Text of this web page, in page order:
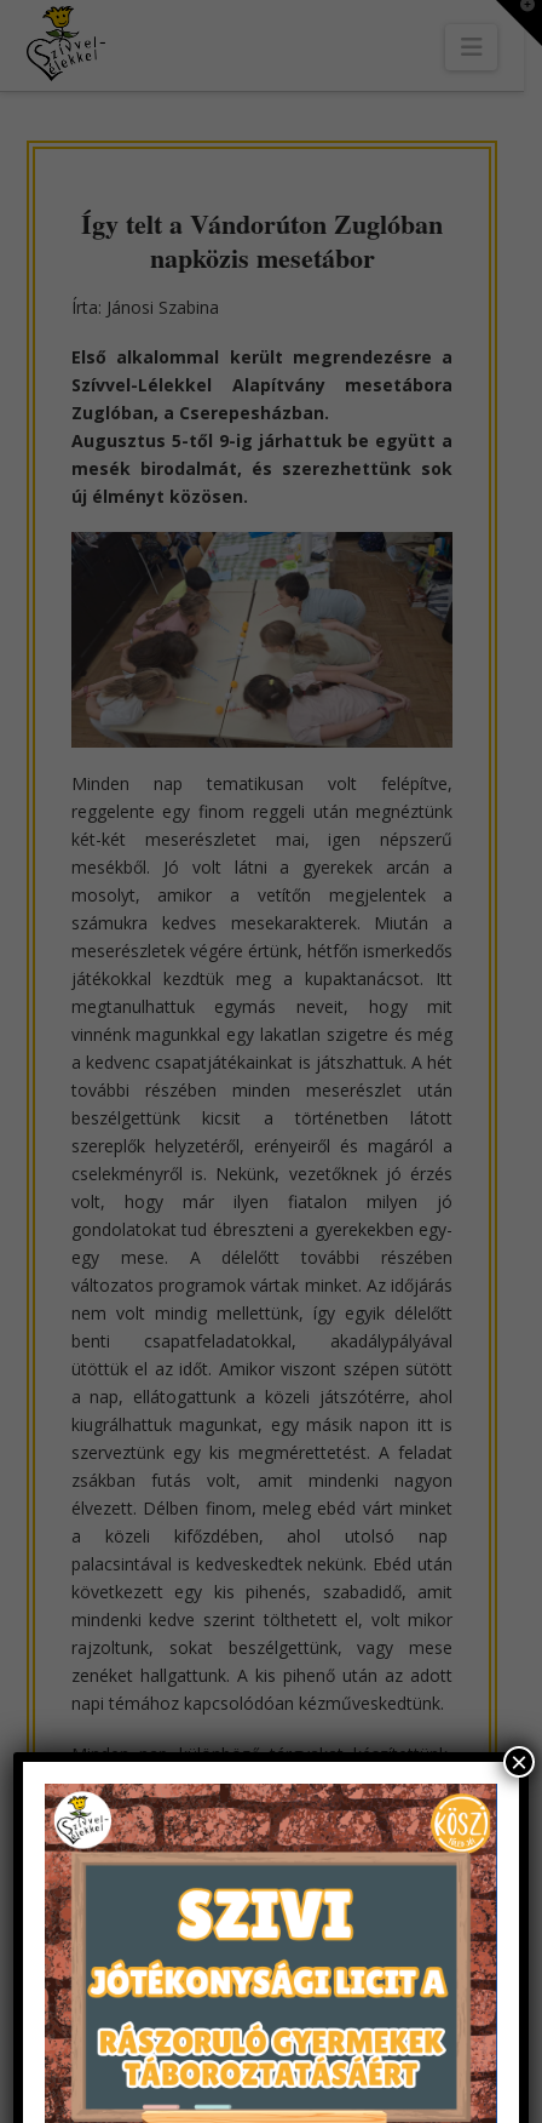
Így telt a Vándorúton Zuglóban
napközis mesetábor
Írta: Jánosi Szabina
Első alkalommal került megrendezésre a
Szívvel-Lélekkel Alapítvány mesetábora
Zuglóban, a Cserepesházban.
Augusztus 5-től 9-ig járhattuk be együtt a
mesék birodalmát, és szerezhettünk sok
új élményt közösen.
Minden nap tematikusan volt felépítve,
reggelente egy finom reggeli után megnéztünk
két-két meserészletet mai, igen népszerű
mesékből. Jó volt látni a gyerekek arcán a
mosolyt, amikor a vetítőn megjelentek a
számukra kedves mesekarakterek. Miután a
meserészletek végére értünk, hétfőn ismerkedős
játékokkal kezdtük meg a kupaktanácsot. Itt
megtanulhattuk egymás neveit, hogy mit
vinnénk magunkkal egy lakatlan szigetre és még
a kedvenc csapatjátékainkat is játszhattuk. A hét
további részében minden meserészlet után
beszélgettünk kicsit a történetben látott
szereplők helyzetéről, erényeiről és magáról a
cselekményről is. Nekünk, vezetőknek jó érzés
volt, hogy már ilyen fiatalon milyen jó
gondolatokat tud ébreszteni a gyerekekben egy-
egy mese. A délelőtt további részében
változatos programok vártak minket. Az időjárás
nem volt mindig mellettünk, így egyik délelőtt
benti csapatfeladatokkal, akadálypályával
ütöttük el az időt. Amikor viszont szépen sütött
a nap, ellátogattunk a közeli játszótérre, ahol
kiugrálhattuk magunkat, egy másik napon itt is
szerveztünk egy kis megmérettetést. A feladat
zsákban futás volt, amit mindenki nagyon
élvezett. Délben finom, meleg ebéd várt minket
a közeli kifőzdében, ahol utolsó nap
palacsintával is kedveskedtek nekünk. Ebéd után
következett egy kis pihenés, szabadidő, amit
mindenki kedve szerint tölthetett el, volt mikor
rajzoltunk, sokat beszélgettünk, vagy mese
zenéket hallgattunk. A kis pihenő után az adott
napi témához kapcsolódóan kézműveskedtünk.
Minden nap különböző tárgyakat készítettünk,
amiket a mesékben láttunk vagy éppen a
főhősünk használt.
Itt mindenki szabadjára engedhette a
fantáziáját, sok színes és egyedi alkotás készült,
amit délután haza is vihettünk magunkkal.
A kézműves foglalkozás után következtek a
csapatfeladatok. Olyan változatos, különböző
képességeket igénylő feladatokat állítottunk
össze, amik biztosították, hogy a csapatból
mindenki ki tudja venni a részét a játékokból.
Egész héten két csapatra osztva kellett ezeket a
×